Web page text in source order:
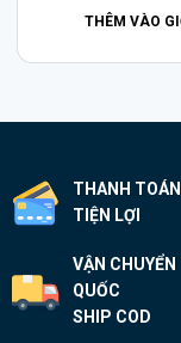
THÊM VÀO
THANH TOÁN
TIỆN LỢI
VẬN CHUYỂN
QUỐC
SHIP COD